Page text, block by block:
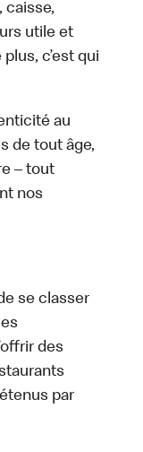
caisse,
utile et
c’est qui
au
de tout âge,
– tout
nos
se classer
des
par